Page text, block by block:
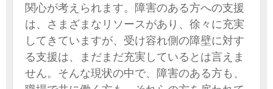
関心が考えられます。障害のある方への支援
は、さまざまなリソースがあり、徐々に充実
してきていますが、受け容れ側の障壁に対す
る支援は、まだまだ充実しているとは言えま
せん。そんな現状の中で、障害のある方も、